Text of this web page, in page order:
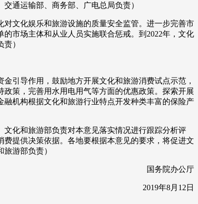
通运输部、商务部、广电总局负责）
文化娱乐和旅游设施的质量安全监管。进一步完善市
市场主体和从业人员实施联合惩戒。到2022年，文化
）
导作用，鼓励地方开展文化和旅游消费试点示范，
策，完善用水用电用气等方面的优惠政策。探索开展
机构根据文化和旅游行业特点开发种类丰富的保险产
化和旅游部负责对本意见落实情况进行跟踪分析评
提供决策依据。各地要根据本意见的要求，将促进文
游部负责）
国务院办公厅
2019年8月12日